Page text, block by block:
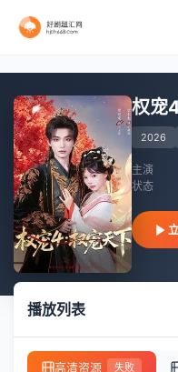
权宠
2026
主演
状态
播放列表
高清资源 失败
全集完结
第77集完结
更新全集
完结
更新全集
全集完结
完结
正片
全82集
完结